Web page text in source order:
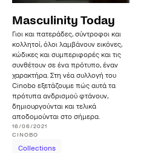
Masculinity Today
Γιοι και πατεράδες, σύντροφοι και
κολλητοί, όλοι λαμβάνουν εικόνες,
κώδικες και συμπεριφορές και τις
συνθέτουν σε ένα πρότυπο, έναν
χαρακτήρα. Στη νέα συλλογή του
Cinobo εξετάζουμε πώς αυτά τα
πρότυπα ανδρισμού φτάνουν,
δημιουργούνται και τελικά
αποδομούνται στο σήμερα.
16/06/2021
CINOBO
Collections